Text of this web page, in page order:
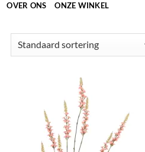
OVER ONS ONZE WINKEL
TOEVOEGEN
AAN JOUW
FAVORIETEN